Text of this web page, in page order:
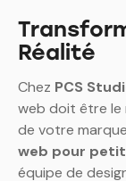
Réalité
Chez PCS
web doit être le
de votre
web pour
équipe de